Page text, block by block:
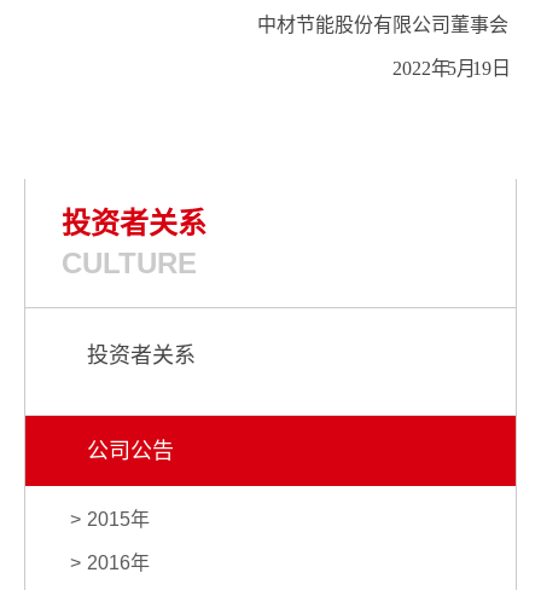
中材节能股份有限公司董事会
2022年5月19 日
投资者关系
CULTURE
投资者关系
公司公告
2015年
2016年